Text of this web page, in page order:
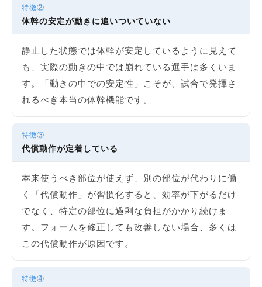
特徴②
体幹の安定が動きに追いついていない
静止した状態では体幹が安定しているように見えて
も、実際の動きの中では崩れている選手は多くいま
す。「動きの中での安定性」こそが、試合で発揮さ
れるべき本当の体幹機能です。
特徴③
代償動作が定着している
本来使うべき部位が使えず、別の部位が代わりに働
く「代償動作」が習慣化すると、効率が下がるだけ
でなく、特定の部位に過剰な負担がかかり続けま
す。フォームを修正しても改善しない場合、多くは
この代償動作が原因です。
特徴④